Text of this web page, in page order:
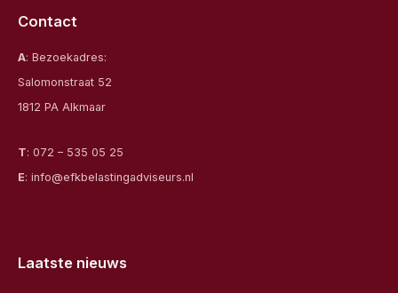
Contact
A: Bezoekadres:
Salomonstraat 52
1812 PA Alkmaar
T: 072 – 535 05 25
E: info@efkbelastingadviseurs.nl
Laatste nieuws